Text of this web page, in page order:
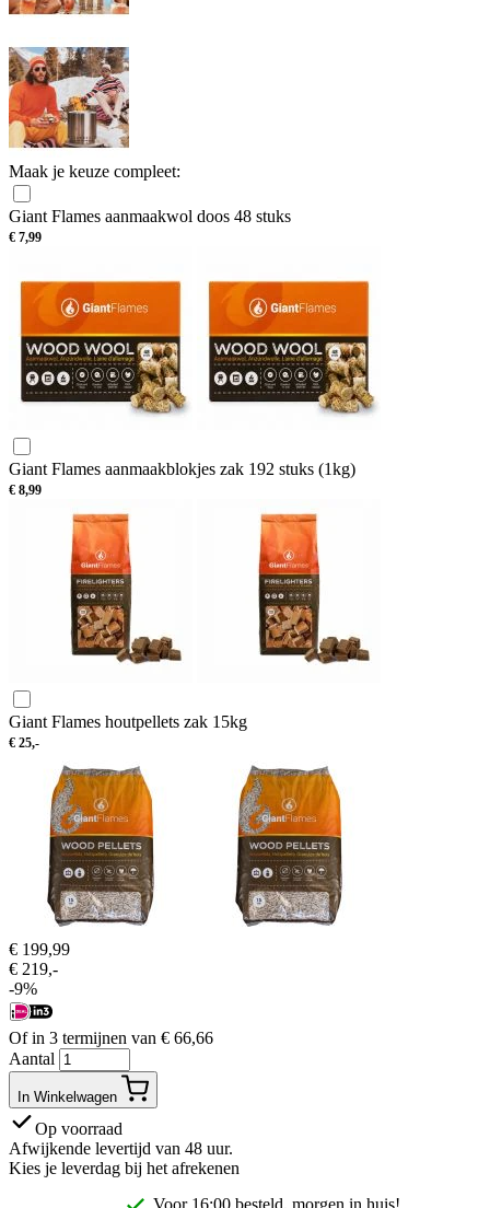
Maak je keuze compleet:
Giant Flames aanmaakwol doos 48 stuks
€ 7,99
Giant Flames aanmaakblokjes zak 192 stuks (1kg)
€ 8,99
Giant Flames houtpellets zak 15kg
€ 25,-
€ 199,99
€ 219,-
-9%
Of in 3 termijnen van € 66,66
Aantal
In Winkelwagen
Op voorraad
Afwijkende levertijd van 48 uur.
Kies je leverdag bij het afrekenen
Voor 16:00 besteld, morgen in huis!